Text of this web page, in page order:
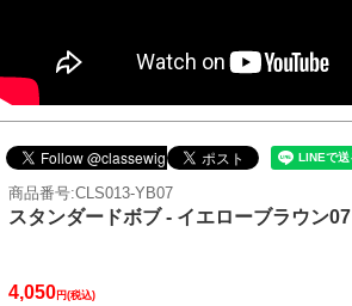
商品番号:CLS013-YB07
スタンダードボブ - イエローブラウン07
4,050円(税込)